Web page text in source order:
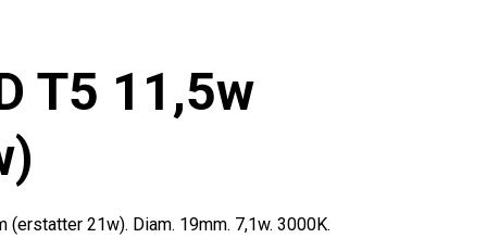
T5 11,5w
(erstatter 21w). Diam. 19mm. 7,1w. 3000K.